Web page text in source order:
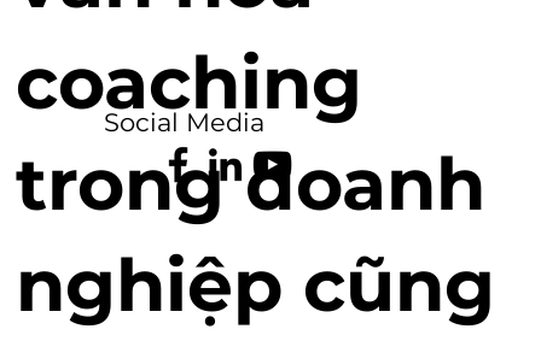
coaching
trong doanh
nghiệp cũng
Social Media